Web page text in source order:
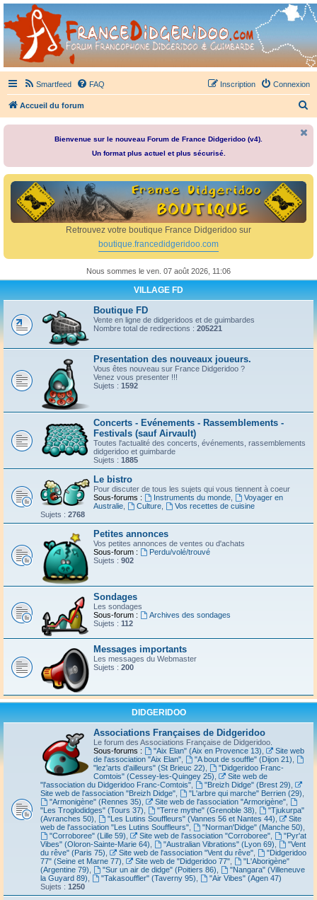
France Didgeridoo
Didgeridoo et Guimbarde sur France Didgeridoo - retrouvez la communauté.
Smartfeed FAQ Connexion
Inscription
Accueil du forum
e
r
Bienvenue sur le nouveau Forum de France Didgeridoo (v4).
Un format plus actuel et plus sécurisé.
Retrouvez votre boutique France Didgeridoo sur
boutique.francedidgeridoo.com
Nous sommes le ven. 07 août 2026, 11:06
VILLAGE FD
Boutique FD
Vente en ligne de didgeridoos et de guimbardes
Nombre total de redirections : 205221
Presentation des nouveaux joueurs.
Vous êtes nouveau sur France Didgeridoo ?
Venez vous presenter !!!
Sujets : 1592
Concerts - Evénements - Rassemblements -
Festivals (sauf Airvault)
Toutes l'actualité des concerts, événements, rassemblements
didgeridoo et guimbarde
Sujets : 1885
Le bistro
Pour discuter de tous les sujets qui vous tiennent à coeur
Sous-forums :
Instruments du monde,
Voyager en
Australie
Culture,
Vos recettes de cuisine
Sujets : 2768
Petites annonces
Vos petites annonces de ventes ou d'achats
Sous-forum :
Perdu/volé/trouvé
Sujets : 902
Sondages
Les sondages
Sous-forum :
Archives des sondages
Sujets : 112
Messages importants
Les messages du Webmaster
Sujets : 200
DIDGERIDOO
Associations Françaises de Didgeridoo
Le forum des Associations Française de Didgeridoo.
Sous-forums :
"Aix Elan" (Aix en Provence 13)
Site web
de l'association "Aix Elan"
"A bout de souffle" (Dijon 21)
"lez'arts d'ailleurs" (St Brieuc 22)
"Didgeridoo Franc-
Comtois" (Cessey-les-Quingey 25)
Site web de
"l'association du Didgeridoo Franc-Comtois"
"Breizh Didge" (Brest 29)
Site web de l'association "Breizh Didge"
"L'arbre qui marche" Berrien (29)
"Armonigène" (Rennes 35)
Site web de l'association "Armorigène",
"Les Troglodidges" (Tours 37)
"Terre mythe" (Grenoble 38)
"Tjukurpa"
(Avranches 50)
"Les Lutins Souffleurs" (Vannes 56 et Nantes 44)
Site
web de l'association "Les Lutins Souffleurs"
"Norman'Didge" (Manche 50)
"Corroboree" (Lille 59)
Site web de l'association "Corroboree",
"Pyr'at
Vibes" (Oloron-Sainte-Marie 64)
"Australian Vibrations" (Lyon 69)
"Vent
du rêve" (Paris 75)
Site web de l'association "Vent du rêve",
"Didgeridoo
77" (Seine et Marne 77)
Site web de "Didgeridoo 77",
"L'Aborigène"
(Argentine 79)
"Sur un air de didge" (Poitiers 86)
"Nangara" (Villeneuve
la Guyard 89)
"Takasouffler" (Taverny 95)
"Air Vibes" (Agen 47)
Sujets : 1250